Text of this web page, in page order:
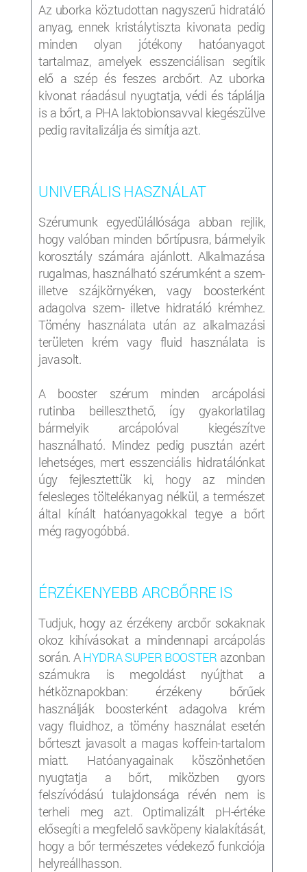
Az uborka köztudottan nagyszerű hidratáló
anyag, ennek kristálytiszta kivonata pedig
minden olyan jótékony hatóanyagot
tartalmaz, amelyek esszenciálisan segítik
elő a szép és feszes arcbőrt. Az uborka
kivonat ráadásul nyugtatja, védi és táplálja
is a bőrt, a PHA laktobionsavval kiegészülve
pedig ravitalizálja és simítja azt.
UNIVERÁLIS HASZNÁLAT
Szérumunk egyedülállósága abban rejlik,
hogy valóban minden bőrtípusra, bármelyik
korosztály számára ajánlott. Alkalmazása
rugalmas, használható szérumként a szem-
illetve szájkörnyéken, vagy boosterként
adagolva szem- illetve hidratáló krémhez.
Tömény használata után az alkalmazási
területen krém vagy fluid használata is
javasolt.
A booster szérum minden arcápolási
rutinba beilleszthető, így gyakorlatilag
bármelyik arcápolóval kiegészítve
használható. Mindez pedig pusztán azért
lehetséges, mert esszenciális hidratálónkat
úgy fejlesztettük ki, hogy az minden
felesleges töltelékanyag nélkül, a természet
által kínált hatóanyagokkal tegye a bőrt
még ragyogóbbá.
ÉRZÉKENYEBB ARCBŐRRE IS
Tudjuk, hogy az érzékeny arcbőr sokaknak
okoz kihívásokat a mindennapi arcápolás
során. AHYDRA SUPER BOOSTER azonban
számukra is megoldást nyújthat a
hétköznapokban: érzékeny bőrűek
használják boosterként adagolva krém
vagy fluidhoz, a tömény használat esetén
bőrteszt javasolt a magas koffein-tartalom
miatt. Hatóanyagainak köszönhetően
nyugtatja a bőrt, miközben gyors
felszívódású tulajdonsága révén nem is
terheli meg azt. Optimalizált pH-értéke
elősegíti a megfelelő savköpeny kialakítását,
hogy a bőr természetes védekező funkciója
helyreállhasson.